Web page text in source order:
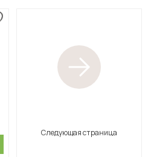
Следующая страница